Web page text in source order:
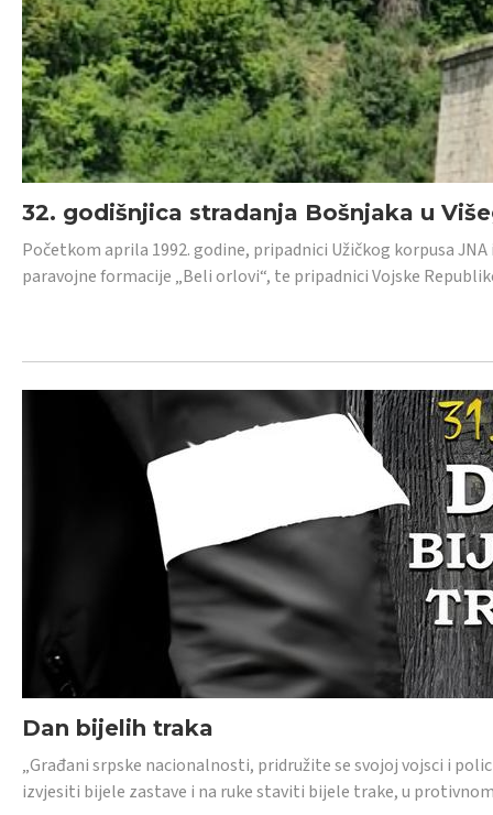
32. godišnjica stradanja Bošnjaka u
Početkom aprila 1992. godine, pripadnici Užičkog korpusa
paravojne formacije „Beli orlovi“, te pripadnici Vojske
Dan bijelih traka
„Građani srpske nacionalnosti, pridružite se svojoj vojsci i
izvjesiti bijele zastave i na ruke staviti bijele trake, u